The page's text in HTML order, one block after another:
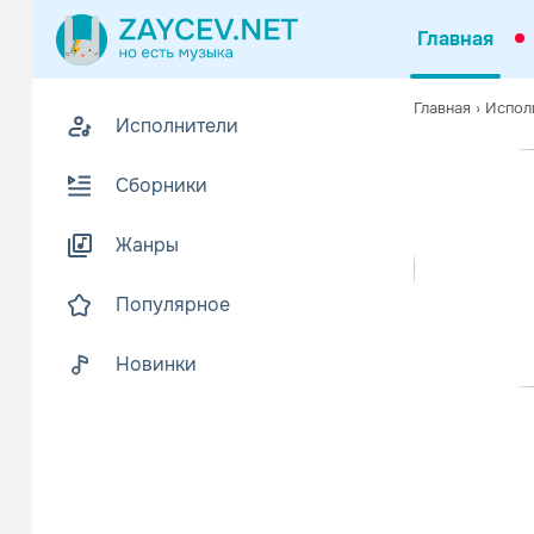
Главная
Исполнители
Сборники
Жанры
Популярное
Новинки
Главная ›
1) Группа,